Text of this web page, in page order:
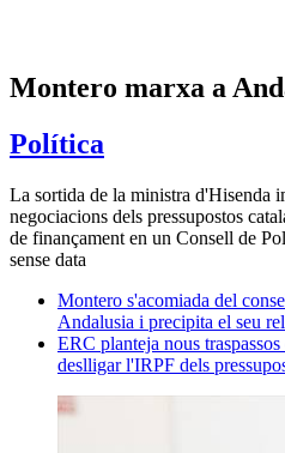
Montero marxa a
Política
La sortida de la ministra d'Hisenda
negociacions dels pressupostos
de finançament en un Consell de
sense data
Montero s'acomiada del
Andalusia i precipita el seu
ERC planteja nous
deslligar l'IRPF dels